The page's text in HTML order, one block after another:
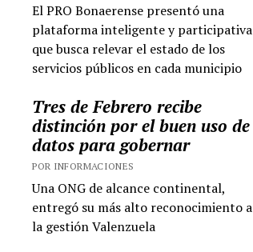
El PRO Bonaerense presentó una
plataforma inteligente y participativa
que busca relevar el estado de los
servicios públicos en cada municipio
Tres de Febrero recibe
distinción por el buen uso de
datos para gobernar
POR INFORMACIONES
Una ONG de alcance continental,
entregó su más alto reconocimiento a
la gestión Valenzuela